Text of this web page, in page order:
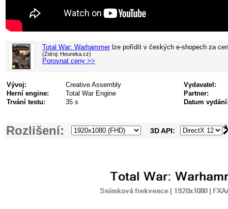
Total War: Warhammerlze pořídít v českých e-shopech za
(Zdroj: Heureka.cz)
Porovnat ceny >>
Vývoj: Creative Assembly
Vydavatel:
Herní engine:
Total War Engine
Partner:
Trvání testu:
35 s Datum
Rozlišení: 3D API: